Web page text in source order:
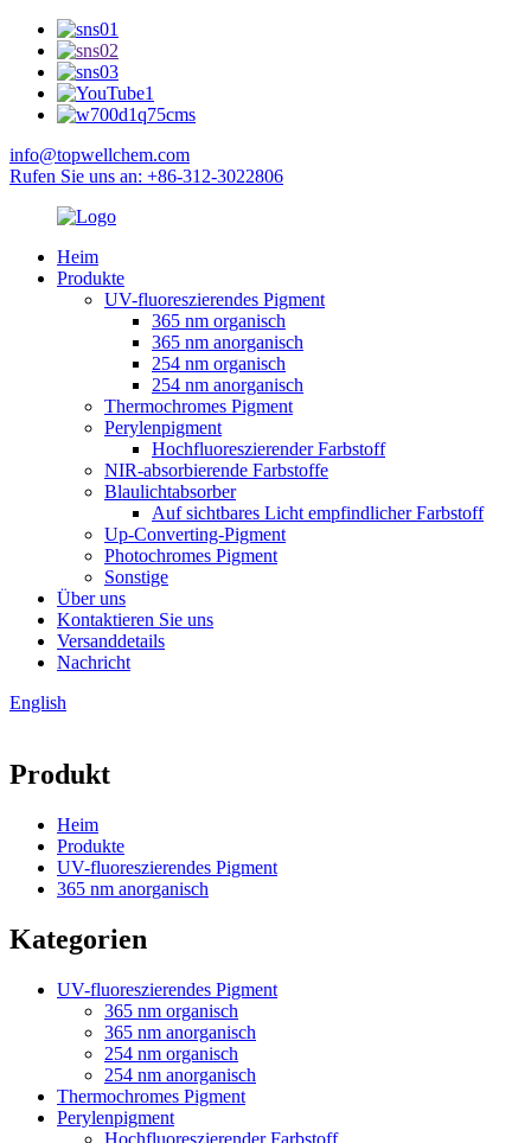
info@topwellchem.com
Rufen Sie uns an: +86-312-3022806
Heim
Produkte
UV-fluoreszierendes Pigment
365 nm organisch
365 nm anorganisch
254 nm organisch
254 nm anorganisch
Thermochromes Pigment
Perylenpigment
Hochfluoreszierender Farbstoff
NIR-absorbierende Farbstoffe
Blaulichtabsorber
Auf sichtbares Licht empfindlicher Farbstoff
Up-Converting-Pigment
Photochromes Pigment
Sonstige
Über uns
Kontaktieren Sie uns
Versanddetails
Nachricht
English
Produkt
Heim
Produkte
UV-fluoreszierendes Pigment
365 nm anorganisch
Kategorien
UV-fluoreszierendes Pigment
365 nm organisch
365 nm anorganisch
254 nm organisch
254 nm anorganisch
Thermochromes Pigment
Perylenpigment
Hochfluoreszierender Farbstoff